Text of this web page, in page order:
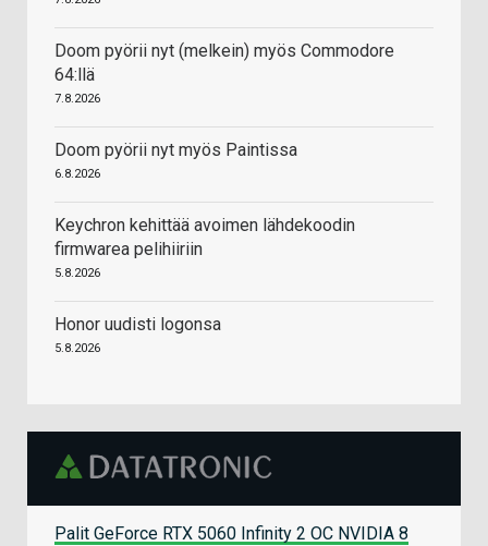
Doom pyörii nyt (melkein) myös Commodore
64:llä
7.8.2026
Doom pyörii nyt myös Paintissa
6.8.2026
Keychron kehittää avoimen lähdekoodin
firmwarea pelihiiriin
5.8.2026
Honor uudisti logonsa
5.8.2026
Palit GeForce RTX 5060 Infinity 2 OC NVIDIA 8